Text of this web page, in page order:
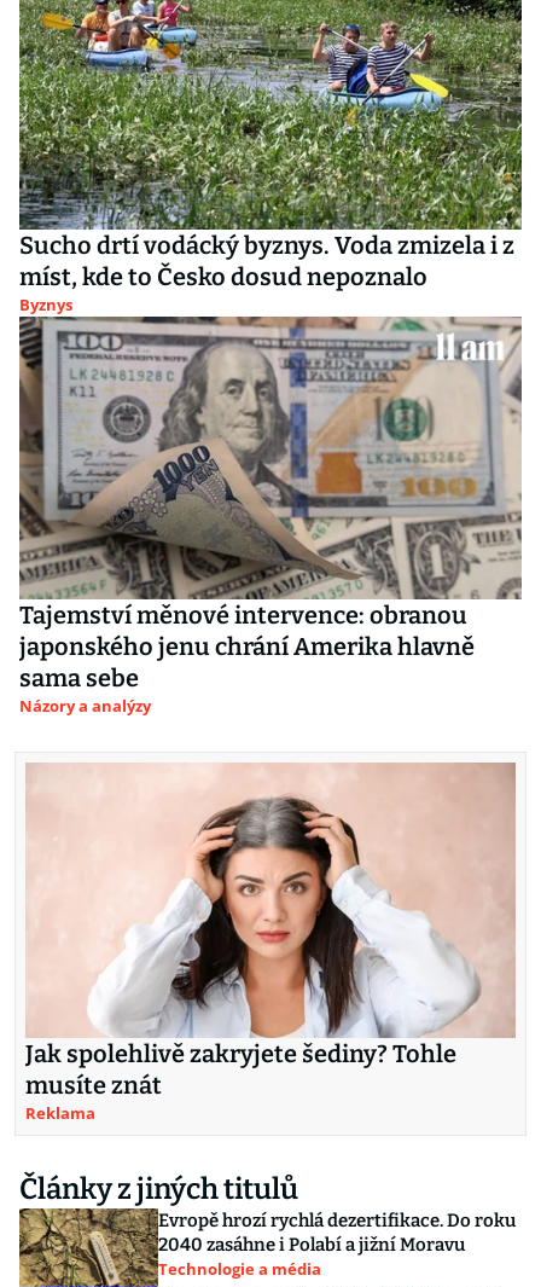
Sucho drtí vodácký byznys. Voda zmizela i z
míst, kde to Česko dosud nepoznalo
Byznys
Tajemství měnové intervence: obranou
japonského jenu chrání Amerika hlavně
sama sebe
Názory a analýzy
Jak spolehlivě zakryjete šediny? Tohle
musíte znát
Reklama
Články z jiných titulů
Evropě hrozí rychlá dezertifikace. Do roku
2040 zasáhne i Polabí a jižní Moravu
Technologie a média